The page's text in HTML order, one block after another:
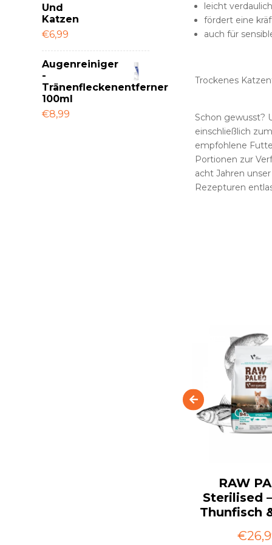
Und
Katzen
€6,99
Augenreiniger
-
Tränenfleckenentferner
100ml
€8,99
leicht
fördert eine
auch für
Trockenes
Schon gewusst?
einschließlich
empfohlene
Portionen zur
acht Jahren
Rezepturen
RAW
Sterilised
Thunfisch